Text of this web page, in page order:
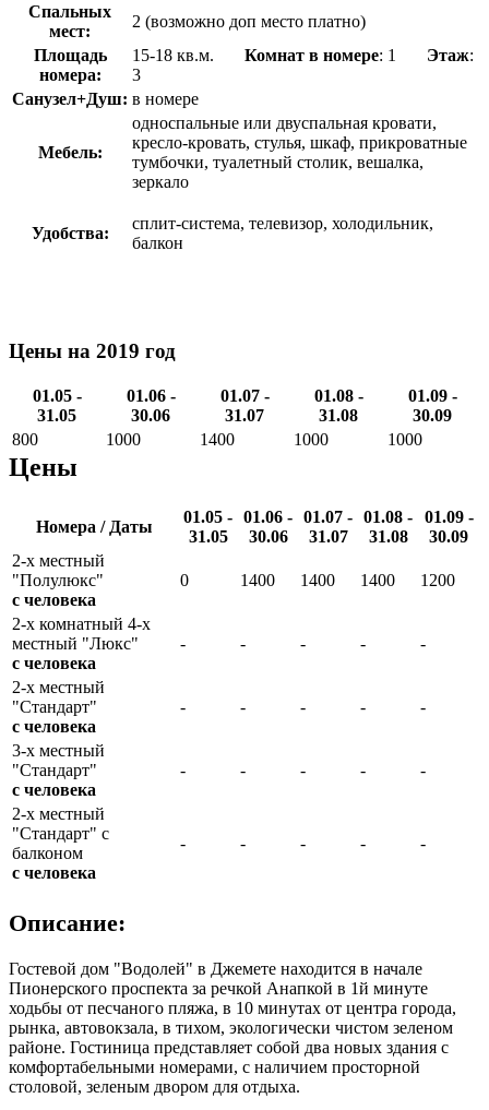
Спальных
мест:
2 (возможно доп место платно)
Площадь
номера:
15-18 кв.м. Комнат в номере: 1 Этаж:
3
Санузел+Душ: в номере
Мебель:
односпальные или двуспальная кровати,
кресло-кровать, стулья, шкаф, прикроватные
тумбочки, туалетный столик, вешалка,
зеркало
Удобства:
сплит-система, телевизор, холодильник,
балкон
Цены на 2019 год
01.05 -
31.05
01.06 -
30.06
01.07 -
31.07
01.08 -
31.08
01.09 -
30.09
800
1000 1400 1000 1000
Цены
Номера / Даты
01.05 -
31.05
01.06 -
30.06
01.07 -
31.07
01.08 -
31.08
01.09 -
30.09
2-х местный
"Полулюкс"
с человека
0 1400 1400 1400 1200
2-х комнатный 4-х
местный "Люкс"
с человека
- - - - -
2-х местный
"Стандарт"
с человека
- - - - -
3-х местный
"Стандарт"
с человека
- - - - -
2-х местный
"Стандарт" с
балконом
с человека
- - - - -
Описание:
Гостевой дом "Водолей" в Джемете находится в начале
Пионерского проспекта за речкой Анапкой в 1й минуте
ходьбы от песчаного пляжа, в 10 минутах от центра города,
рынка, автовокзала, в тихом, экологически чистом зеленом
районе. Гостиница представляет собой два новых здания с
комфортабельными номерами, с наличием просторной
столовой, зеленым двором для отдыха.